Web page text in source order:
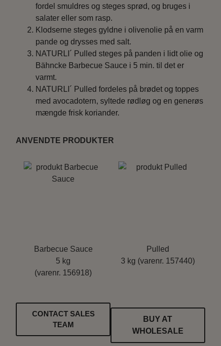
fordel smuldres og steges sprød, og bruges i
salater eller som rasp.
Klodserne steges gyldne i olivenolie på en varm
pande og drysses med salt.
NATURLI´ Pulled steges på panden i lidt olie og
Bähncke Barbecue Sauce i 5 min. til det er
varmt.
NATURLI´ Pulled fordeles på brødet og toppes
med avocadotern, syltede rødløg og en generøs
mængde frisk koriander.
ANVENDTE PRODUKTER
Barbecue Sauce
5 kg
(varenr. 156918)
Pulled
3 kg (varenr. 157440)
CONTACT SALES
TEAM
BUY AT
WHOLESALE